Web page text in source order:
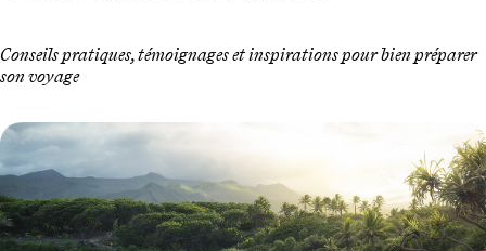
Conseils pratiques, témoignages et inspirations pour bien préparer
son voyage